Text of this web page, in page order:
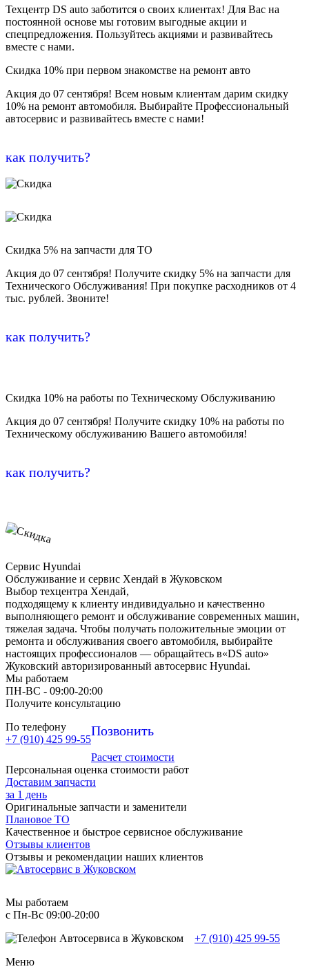
Техцентр DS auto заботится о своих клиентах! Для Вас на
постоянной основе мы готовим выгодные акции и
спецпредложения. Пользуйтесь акциями и развивайтесь
вместе с нами.
Скидка 10% при первом знакомстве на ремонт авто
Акция до 07 сентября! Всем новым клиентам дарим скидку
10% на ремонт автомобиля. Выбирайте Профессиональный
автосервис и развивайтесь вместе с нами!
как получить?
Скидка 5% на запчасти для ТО
Акция до 07 сентября! Получите скидку 5% на запчасти для
Технического Обслуживания! При покупке расходников от 4
тыс. рублей. Звоните!
как получить?
Скидка 10% на работы по Техническому Обслуживанию
Акция до 07 сентября! Получите скидку 10% на работы по
Техническому обслуживанию Вашего автомобиля!
как получить?
Сервис Hyundai
Обслуживание и сервис Хендай в Жуковском
Выбор техцентра Хендай,
подходящему к клиенту индивидуально и качественно
выполняющего ремонт и обслуживание современных машин,
тяжелая задача. Чтобы получать положительные эмоции от
ремонта и обслуживания своего автомобиля, выбирайте
настоящих профессионалов — обращайтесь в«DS auto»
Жуковский авторизированный автосервис Hyundai.
Мы работаем
ПН-ВC - 09:00-20:00
Получите консультацию
По телефону
+7 (910) 425 99-55
Позвонить
Расчет стоимости
Персональная оценка стоимости работ
Доставим запчасти
за 1 день
Оригинальные запчасти и заменители
Плановое ТО
Качественное и быстрое сервисное обслуживание
Отзывы клиентов
Отзывы и рекомендации наших клиентов
Мы работаем
с Пн-Вc 09:00-20:00
+7 (910) 425 99-55
Меню